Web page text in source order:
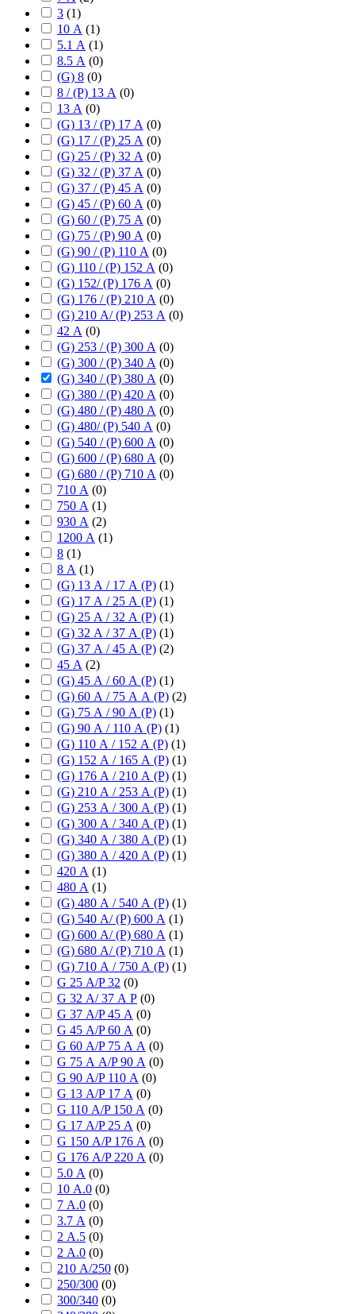
3 (1)
10 А (1)
5.1 А (1)
8.5 А (0)
(G) 8 (0)
8 / (P) 13 А (0)
13 А (0)
(G) 13 / (P) 17 А (0)
(G) 17 / (P) 25 А (0)
(G) 25 / (P) 32 А (0)
(G) 32 / (P) 37 А (0)
(G) 37 / (P) 45 А (0)
(G) 45 / (P) 60 А (0)
(G) 60 / (P) 75 А (0)
(G) 75 / (P) 90 А (0)
(G) 90 / (P) 110 А (0)
(G) 110 / (P) 152 А (0)
(G) 152/ (P) 176 А (0)
(G) 176 / (P) 210 А (0)
(G) 210 А/ (P) 253 А (0)
42 А (0)
(G) 253 / (P) 300 А (0)
(G) 300 / (P) 340 А (0)
(G) 340 / (P) 380 А (0)
(G) 380 / (P) 420 А (0)
(G) 480 / (P) 480 А (0)
(G) 480/ (P) 540 А (0)
(G) 540 / (P) 600 А (0)
(G) 600 / (P) 680 А (0)
(G) 680 / (P) 710 А (0)
710 А (0)
750 А (1)
930 А (2)
1200 А (1)
8 (1)
8 А (1)
(G) 13 А / 17 А (P) (1)
(G) 17 А / 25 А (P) (1)
(G) 25 А / 32 А (P) (1)
(G) 32 А / 37 А (P) (1)
(G) 37 А / 45 А (P) (2)
45 А (2)
(G) 45 А / 60 А (P) (1)
(G) 60 А / 75 А А (P) (2)
(G) 75 А / 90 А (P) (1)
(G) 90 А / 110 А (P) (1)
(G) 110 А / 152 А (P) (1)
(G) 152 А / 165 А (P) (1)
(G) 176 А / 210 А (P) (1)
(G) 210 А / 253 А (P) (1)
(G) 253 А / 300 А (P) (1)
(G) 300 А / 340 А (P) (1)
(G) 340 А / 380 А (P) (1)
(G) 380 А / 420 А (P) (1)
420 А (1)
480 А (1)
(G) 480 А / 540 А (P) (1)
(G) 540 А/ (P) 600 А (1)
(G) 600 А/ (P) 680 А (1)
(G) 680 А/ (P) 710 А (1)
(G) 710 А / 750 А (P) (1)
G 25 А/P 32 (0)
G 32 А/ 37 А P (0)
G 37 А/P 45 А (0)
G 45 А/P 60 А (0)
G 60 А/P 75 А А (0)
G 75 А А/P 90 А (0)
G 90 А/P 110 А (0)
G 13 А/P 17 А (0)
G 110 А/P 150 А (0)
G 17 А/P 25 А (0)
G 150 А/P 176 А (0)
G 176 А/P 220 А (0)
5.0 А (0)
10 А.0 (0)
7 А.0 (0)
3.7 А (0)
2 А.5 (0)
2 А.0 (0)
210 А/250 (0)
250/300 (0)
300/340 (0)